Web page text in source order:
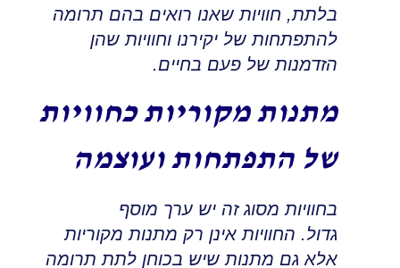
בלתת, חוויות שאנו רואים בהם תרומה
להתפתחות של יקירנו וחוויות שהן
הזדמנות של פעם בחיים.
מתנות מקוריות כחוויות
של התפתחות ועוצמה
בחוויות מסוג זה יש ערך מוסף
גדול. החוויות אינן רק מתנות מקוריות
אלא גם מתנות שיש בכוחן לתת תרומה